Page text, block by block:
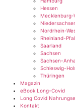
Hessen
Mecklenburg-
Nordrhein-
Rheinland-
Saarland
Sachsen
Sachsen-
Schleswig-
Thüringen
Magazin
eBook Long-Covid
Long Covid
Kontakt